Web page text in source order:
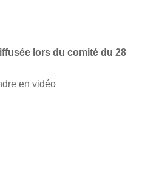
lors du comité du 28
en vidéo